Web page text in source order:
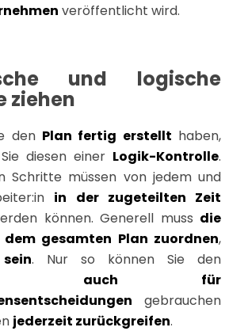
veröffentlicht wird.
und logische
ziehen
den Plan fertig erstellt haben,
diesen einer Logik-Kontrolle.
Schritte müssen von jedem und
in der zugeteilten Zeit
können. Generell muss die
dem gesamten Plan zuordnen,
. Nur so können Sie den
auch für
gebrauchen
jederzeit zurückgreifen.